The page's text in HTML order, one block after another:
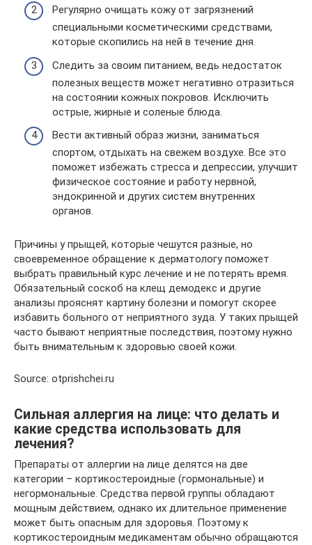
Регулярно очищать кожу от загрязнений
специальными косметическими средствами,
которые скопились на ней в течение дня.
Следить за своим питанием, ведь недостаток
полезных веществ может негативно отразиться
на состоянии кожных покровов. Исключить
острые, жирные и соленые блюда.
Вести активный образ жизни, заниматься
спортом, отдыхать на свежем воздухе. Все это
поможет избежать стресса и депрессии, улучшит
физическое состояние и работу нервной,
эндокринной и других систем внутренних
органов.
Причины у прыщей, которые чешутся разные, но
своевременное обращение к дерматологу поможет
выбрать правильный курс лечение и не потерять время.
Обязательный соскоб на клещ демодекс и другие
анализы прояснят картину болезни и помогут скорее
избавить больного от неприятного зуда. У таких прыщей
часто бывают неприятные последствия, поэтому нужно
быть внимательным к здоровью своей кожи.
Source: otprishchei.ru
Сильная аллергия на лице: что делать и
какие средства использовать для
лечения?
Препараты от аллергии на лице делятся на две
категории – кортикостероидные (гормональные) и
негормональные. Средства первой группы обладают
мощным действием, однако их длительное применение
может быть опасным для здоровья. Поэтому к
кортикостероидным медикаментам обычно обращаются